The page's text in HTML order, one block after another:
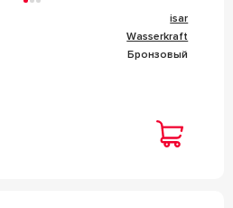
isar
Wasserkraft
Бронзовый